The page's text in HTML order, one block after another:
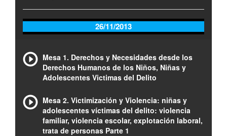
26/11/2013
Mesa 1. Derechos y Necesidades desde los
Derechos Humanos de los Niños, Niñas y
Adolescentes Victimas del Delito
Mesa 2. Victimización y Violencia: niñas y
adolescentes víctimas del delito: violencia
familiar, violencia escolar, explotación laboral,
trata de personas Parte 1